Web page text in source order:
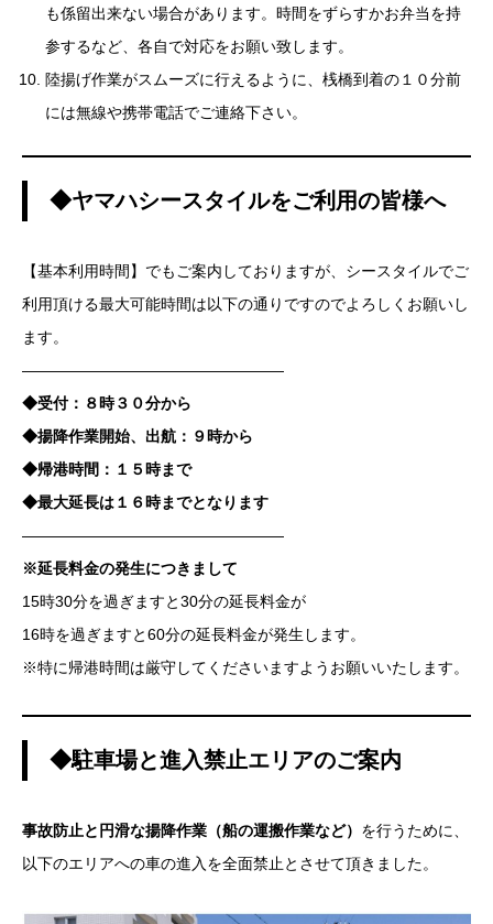
も係留出来ない場合があります。時間をずらすかお弁当を持
参するなど、各自で対応をお願い致します。
陸揚げ作業がスムーズに行えるように、桟橋到着の１０分前
には無線や携帯電話でご連絡下さい。
◆ヤマハシースタイルをご利用の皆様へ
【基本利用時間】でもご案内しておりますが、シースタイルでご
利用頂ける最大可能時間は以下の通りですのでよろしくお願いし
ます。
—————————————————
◆受付：８時３０分から
◆揚降作業開始、出航：９時から
◆帰港時間：１５時まで
◆最大延長は１６時までとなります
—————————————————
※延長料金の発生につきまして
15時30分を過ぎますと30分の延長料金が
16時を過ぎますと60分の延長料金が発生します。
※特に帰港時間は厳守してくださいますようお願いいたします。
◆駐車場と進入禁止エリアのご案内
事故防止と円滑な揚降作業（船の運搬作業など） を行うために、
以下のエリアへの車の進入を全面禁止とさせて頂きました。